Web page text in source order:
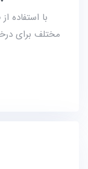
مختلف برای